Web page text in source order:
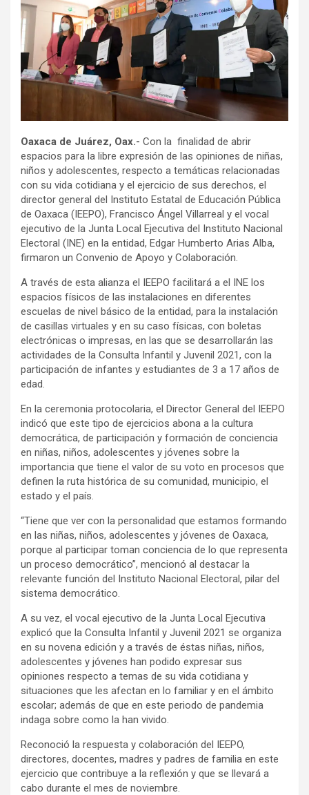
Oaxaca de Juárez, Oax.- Con la finalidad de abrir
espacios para la libre expresión de las opiniones de niñas,
niños y adolescentes, respecto a temáticas relacionadas
con su vida cotidiana y el ejercicio de sus derechos, el
director general del Instituto Estatal de Educación Pública
de Oaxaca (IEEPO), Francisco Ángel Villarreal y el vocal
ejecutivo de la Junta Local Ejecutiva del Instituto Nacional
Electoral (INE) en la entidad, Edgar Humberto Arias Alba,
firmaron un Convenio de Apoyo y Colaboración.
A través de esta alianza el IEEPO facilitará a el INE los
espacios físicos de las instalaciones en diferentes
escuelas de nivel básico de la entidad, para la instalación
de casillas virtuales y en su caso físicas, con boletas
electrónicas o impresas, en las que se desarrollarán las
actividades de la Consulta Infantil y Juvenil 2021, con la
participación de infantes y estudiantes de 3 a 17 años de
edad.
En la ceremonia protocolaria, el Director General del IEEPO
indicó que este tipo de ejercicios abona a la cultura
democrática, de participación y formación de conciencia
en niñas, niños, adolescentes y jóvenes sobre la
importancia que tiene el valor de su voto en procesos que
definen la ruta histórica de su comunidad, municipio, el
estado y el país.
“Tiene que ver con la personalidad que estamos formando
en las niñas, niños, adolescentes y jóvenes de Oaxaca,
porque al participar toman conciencia de lo que representa
un proceso democrático”, mencionó al destacar la
relevante función del Instituto Nacional Electoral, pilar del
sistema democrático.
A su vez, el vocal ejecutivo de la Junta Local Ejecutiva
explicó que la Consulta Infantil y Juvenil 2021 se organiza
en su novena edición y a través de éstas niñas, niños,
adolescentes y jóvenes han podido expresar sus
opiniones respecto a temas de su vida cotidiana y
situaciones que les afectan en lo familiar y en el ámbito
escolar; además de que en este periodo de pandemia
indaga sobre como la han vivido.
Reconoció la respuesta y colaboración del IEEPO,
directores, docentes, madres y padres de familia en este
ejercicio que contribuye a la reflexión y que se llevará a
cabo durante el mes de noviembre.